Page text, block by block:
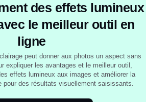
des effets lumineux
le meilleur outil en
ligne
peut donner aux photos un aspect sans
expliquer les avantages et le meilleur outil,
effets lumineux aux images et améliorer la
pour des résultats visuellement saisissants.